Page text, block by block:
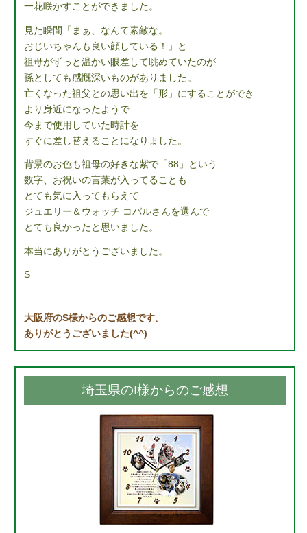
一花咲かすことができました。
見た瞬間「まぁ、なんて素敵な。
おじいちゃんも良い顔している！」と
祖母がずっと温かい眼差して眺めていたのが
孫としても感慨深いものがありました。
亡くなった祖父との思い出を「形」にすることができ
より身近になったようで
今まで使用していた時計を
すぐに差し替えることになりました。
背景のお色も祖母の好きな紫で「88」という
数字、お祝いの言葉が入ってることも
とても気に入ってもらえて
ジュエリー＆ウォッチ コパルさんを選んで
とても良かったと思いました。
本当にありがとうございました。
S
大阪府のS様からのご感想です。
ありがとうございました(^^)
埼玉県のI様からのご感想